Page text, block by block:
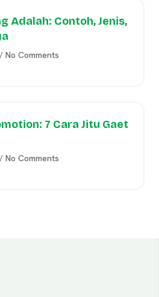
Adalah: Contoh, Jenis,
No Comments
7 Cara Jitu Gaet
No Comments